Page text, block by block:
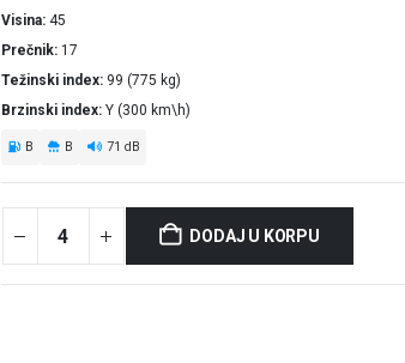
Visina 45
Prečnik 17
Težinski index 99 (775 kg)
Brzinski index Y (300 km\h)
B B 71 dB
DODAJ U KORPU